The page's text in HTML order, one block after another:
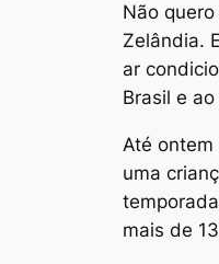
Não
Zelândia.
ar
Brasil e
Até ontem
uma
mais de